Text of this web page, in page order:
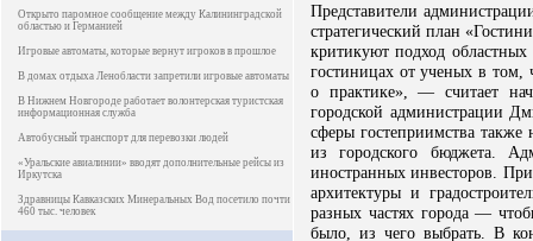
Открыто паромное сообщение между Калининградской
областью и Германией
Игровые автоматы, которые вернут игроков в прошлое
В домах отдыха Ленобласти запретили игровые автоматы
В Нижнем Новгороде работает волонтерская туристская
информационная служба
Автобусный транспорт для перевозки людей
«Уральские авиалинии» вводят дополнительные рейсы из
Иркутска
Здравницы Кавказских Минеральных Вод посетило почти
460 тыс. человек
Представители
стратегический план
критикуют подход
гостиницах от ученых в том,
о практике», — считает
городской администрации
сферы гостеприимства также
из городского бюджета.
иностранных инвесторов.
архитектуры и
разных частях города —
было, из чего выбрать. В